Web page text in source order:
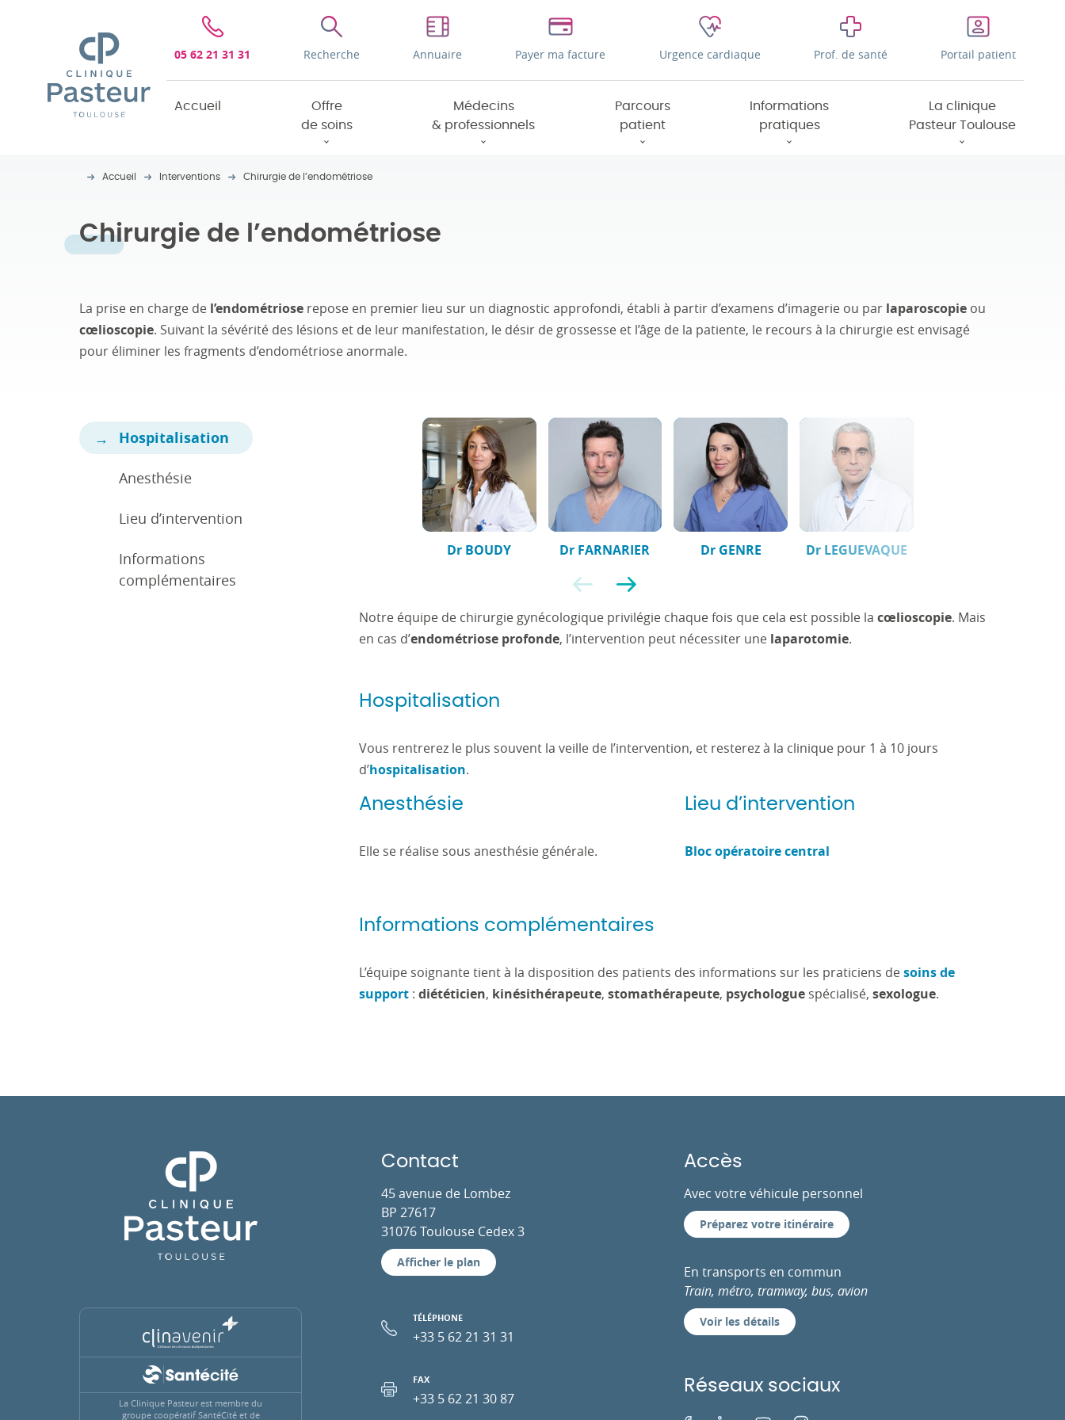
Clinique Pasteur
05 62 21 31 31 Recherche Annuaire Payer ma facture Urgence cardiaque Prof. de santé Portail patient
Accueil
Offre
de soins
Médecins
& professionnels
Parcours
patient
Informations
pratiques
La clinique
Pasteur Toulouse
Accueil Interventions Chirurgie de l’endométriose
Chirurgie de l’endométriose
La prise en charge de l’endométriose repose en premier lieu sur un diagnostic approfondi, établi à partir d’examens d’imagerie ou par laparoscopie ou
cœlioscopie. Suivant la sévérité des lésions et de leur manifestation, le désir de grossesse et l’âge de la patiente, le recours à la chirurgie est envisagé
pour éliminer les fragments d’endométriose anormale.
Hospitalisation
Anesthésie
Lieu d’intervention
Informations
complémentaires
Dr BOUDY Dr FARNARIER Dr GENRE Dr LEGUEVAQUE
Notre équipe de chirurgie gynécologique privilégie chaque fois que cela est possible la cœlioscopie. Mais
en cas d’endométriose profonde, l’intervention peut nécessiter une laparotomie.
Hospitalisation
Vous rentrerez le plus souvent la veille de l’intervention, et resterez à la clinique pour 1 à 10 jours
d’hospitalisation.
Anesthésie
Elle se réalise sous anesthésie générale.
Lieu d’intervention
Bloc opératoire central
Informations complémentaires
L’équipe soignante tient à la disposition des patients des informations sur les praticiens desoins de
support: diététicien, kinésithérapeute, stomathérapeute, psychologue spécialisé, sexologue.
Clinique Pasteur
La Clinique Pasteur est membre du
groupe coopératif SantéCité et de
Contact
45 avenue de Lombez
BP 27617
31076 Toulouse Cedex 3
Afficher le plan
TÉLÉPHONE
+33 5 62 21 31 31
FAX
+33 5 62 21 30 87
Accès
Avec votre véhicule personnel
Préparez votre itinéraire
En transports en commun
Train, métro, tramway, bus, avion
Voir les détails
Réseaux sociaux
FacebookLinkedIn Youtube Instagram